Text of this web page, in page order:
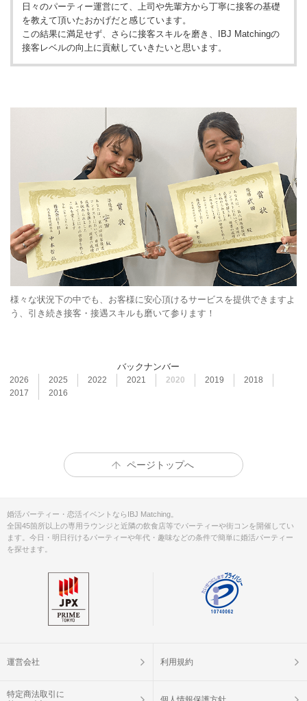
日々のパーティー運営にて、上司や先輩方から丁寧に接客の基礎
を教えて頂いたおかげだと感じています。
この結果に満足せず、さらに接客スキルを磨き、IBJ Matchingの
接客レベルの向上に貢献していきたいと思います。
様々な状況下の中でも、お客様に安心頂けるサービスを提供できますよ
う、引き続き接客・接遇スキルも磨いて参ります！
バックナンバー
2026 2025 2022 2021 2020 2019
2018
2017
2016
ページトップへ
婚活パーティー・恋活イベントならIBJ Matching。
全国45箇所以上の専用ラウンジと近隣の飲食店等でパーティーや街コンを開催してい
ます。 今日・明日行けるパーティーや年代・趣味などの条件で簡単に婚活パーティー
を探せます。
運営会社 利用規約
特定商法取引に